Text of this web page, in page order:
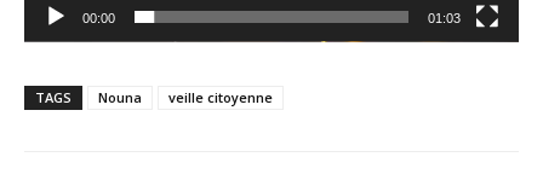
00:00 01:03
TAGS Nouna veille citoyenne